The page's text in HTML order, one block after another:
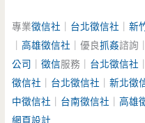
專業徵信社 台北徵信社 ｜新
｜高雄徵信社 ｜優良抓姦諮詢
公司 ｜徵信服務｜ 台北徵信社
徵信社
台北徵信社 ｜新北徵
中徵信社
台南徵信社 ｜高雄
網頁設計